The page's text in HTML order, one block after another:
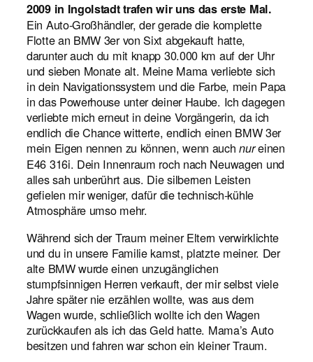
2009 in Ingolstadt trafen wir uns das erste Mal.
Ein Auto-Großhändler, der gerade die komplette
Flotte an BMW 3er von Sixt abgekauft hatte,
darunter auch du mit knapp 30.000 km auf der Uhr
und sieben Monate alt. Meine Mama verliebte sich
in dein Navigationssystem und die Farbe, mein Papa
in das Powerhouse unter deiner Haube. Ich dagegen
verliebte mich erneut in deine Vorgängerin, da ich
endlich die Chance witterte, endlich einen BMW 3er
mein Eigen nennen zu können, wenn auchnureinen
E46 316i. Dein Innenraum roch nach Neuwagen und
alles sah unberührt aus. Die silbernen Leisten
gefielen mir weniger, dafür die technisch-kühle
Atmosphäre umso mehr.
Während sich der Traum meiner Eltern verwirklichte
und du in unsere Familie kamst, platzte meiner. Der
alte BMW wurde einen unzugänglichen
stumpfsinnigen Herren verkauft, der mir selbst viele
Jahre später nie erzählen wollte, was aus dem
Wagen wurde, schließlich wollte ich den Wagen
zurückkaufen als ich das Geld hatte. Mama’s Auto
besitzen und fahren war schon ein kleiner Traum.